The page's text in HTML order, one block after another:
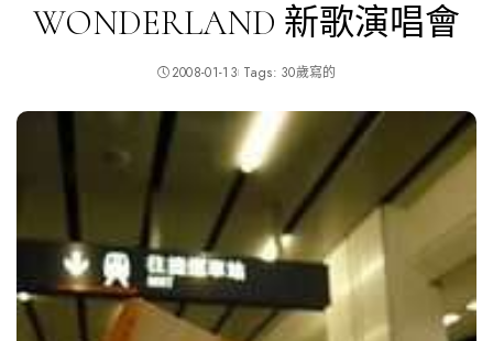
WONDERLAND 新歌演唱會
2008-01-13 Tags: 30歲寫的